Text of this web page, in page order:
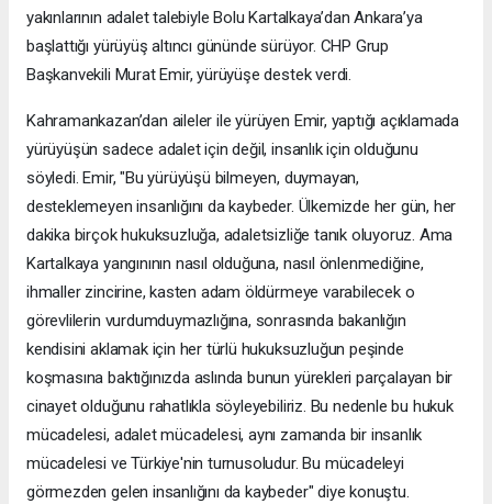
yakınlarının adalet talebiyle Bolu Kartalkaya’dan Ankara’ya
başlattığı yürüyüş altıncı gününde sürüyor. CHP Grup
Başkanvekili Murat Emir, yürüyüşe destek verdi.
Kahramankazan’dan aileler ile yürüyen Emir, yaptığı açıklamada
yürüyüşün sadece adalet için değil, insanlık için olduğunu
söyledi. Emir, "Bu yürüyüşü bilmeyen, duymayan,
desteklemeyen insanlığını da kaybeder. Ülkemizde her gün, her
dakika birçok hukuksuzluğa, adaletsizliğe tanık oluyoruz. Ama
Kartalkaya yangınının nasıl olduğuna, nasıl önlenmediğine,
ihmaller zincirine, kasten adam öldürmeye varabilecek o
görevlilerin vurdumduymazlığına, sonrasında bakanlığın
kendisini aklamak için her türlü hukuksuzluğun peşinde
koşmasına baktığınızda aslında bunun yürekleri parçalayan bir
cinayet olduğunu rahatlıkla söyleyebiliriz. Bu nedenle bu hukuk
mücadelesi, adalet mücadelesi, aynı zamanda bir insanlık
mücadelesi ve Türkiye'nin turnusoludur. Bu mücadeleyi
görmezden gelen insanlığını da kaybeder" diye konuştu.